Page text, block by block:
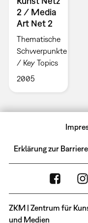
2 / Media
Art Net 2
Thematische
Schwerpunkte
/ Key Topics
2005
Erklärung zur
ZKM | Zentrum für
und Medien